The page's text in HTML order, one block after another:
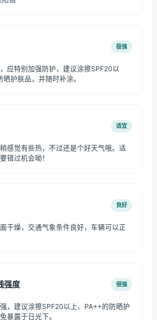
极强
应特别加强防护，建议涂擦SPF20以
晒护肤品，并随时补涂。
适宜
感觉有些热，不过还是个好天气哦。适
错过机会呦！
良好
干燥，交通气象条件良好，车辆可以正
强度 很强
，建议涂擦SPF20以上、PA++的防晒护
暴露于日光下。